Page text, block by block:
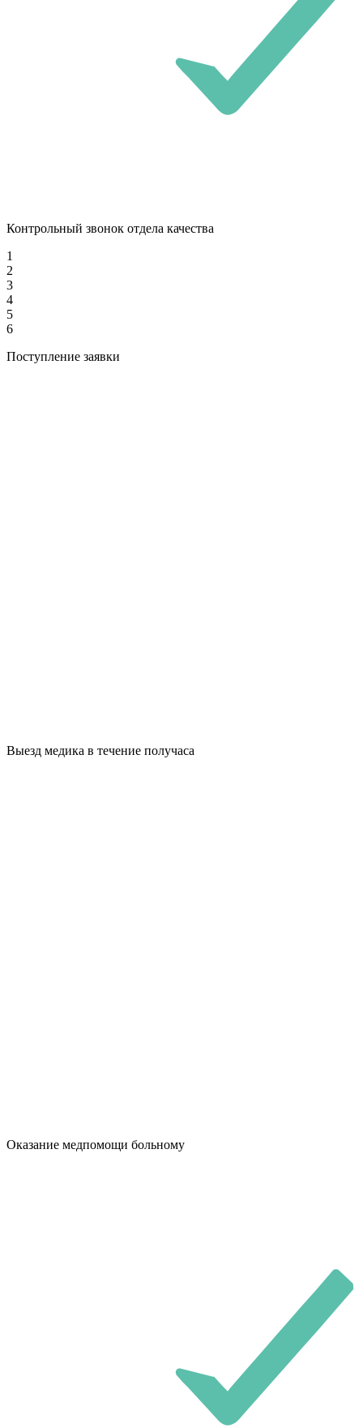
Контрольный звонок отдела качества
1
2
3
4
5
6
Поступление заявки
Выезд медика в течение получаса
Оказание медпомощи больному